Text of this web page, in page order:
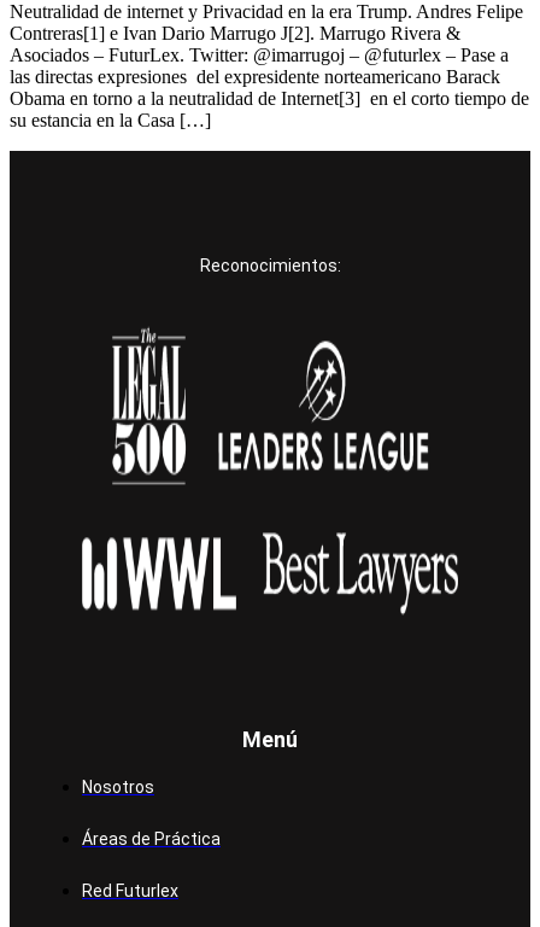
Neutralidad de internet y Privacidad en la era Trump. Andres Felipe
Contreras[1] e Ivan Dario Marrugo J[2]. Marrugo Rivera &
Asociados – FuturLex. Twitter: @imarrugoj – @futurlex – Pase a
las directas expresiones del expresidente norteamericano Barack
Obama en torno a la neutralidad de Internet[3] en el corto tiempo de
su estancia en la Casa […]
Reconocimientos:
Menú
Nosotros
Áreas de Práctica
Red Futurlex